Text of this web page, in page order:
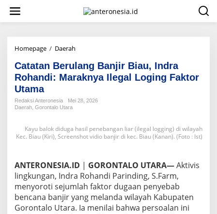
w
Homepage / Daerah
t
a
t
n
r
u
n
g
B
a
n
Catatan Berulang Banjir Biau, Indra
Rohandi: Maraknya Ilegal Loging Faktor
Utama
Redaksi Anteronesia
Mei 28, 2026
Daerah Gorontalo Utara
Kayu balok diduga hasil penebangan liar (ilegal logging) di wilayah
Kec. Biau (Kiri), Screenshot vidio banjir di kec. Biau (Kanan). (Foto : Ist)
ANTERONESIA.ID | GORONTALO UTARA—Aktivis
lingkungan, Indra Rohandi Parinding, S.Farm,
menyoroti sejumlah faktor dugaan penyebab
bencana banjir yang melanda wilayah Kabupaten
Gorontalo Utara. Ia menilai bahwa persoalan ini